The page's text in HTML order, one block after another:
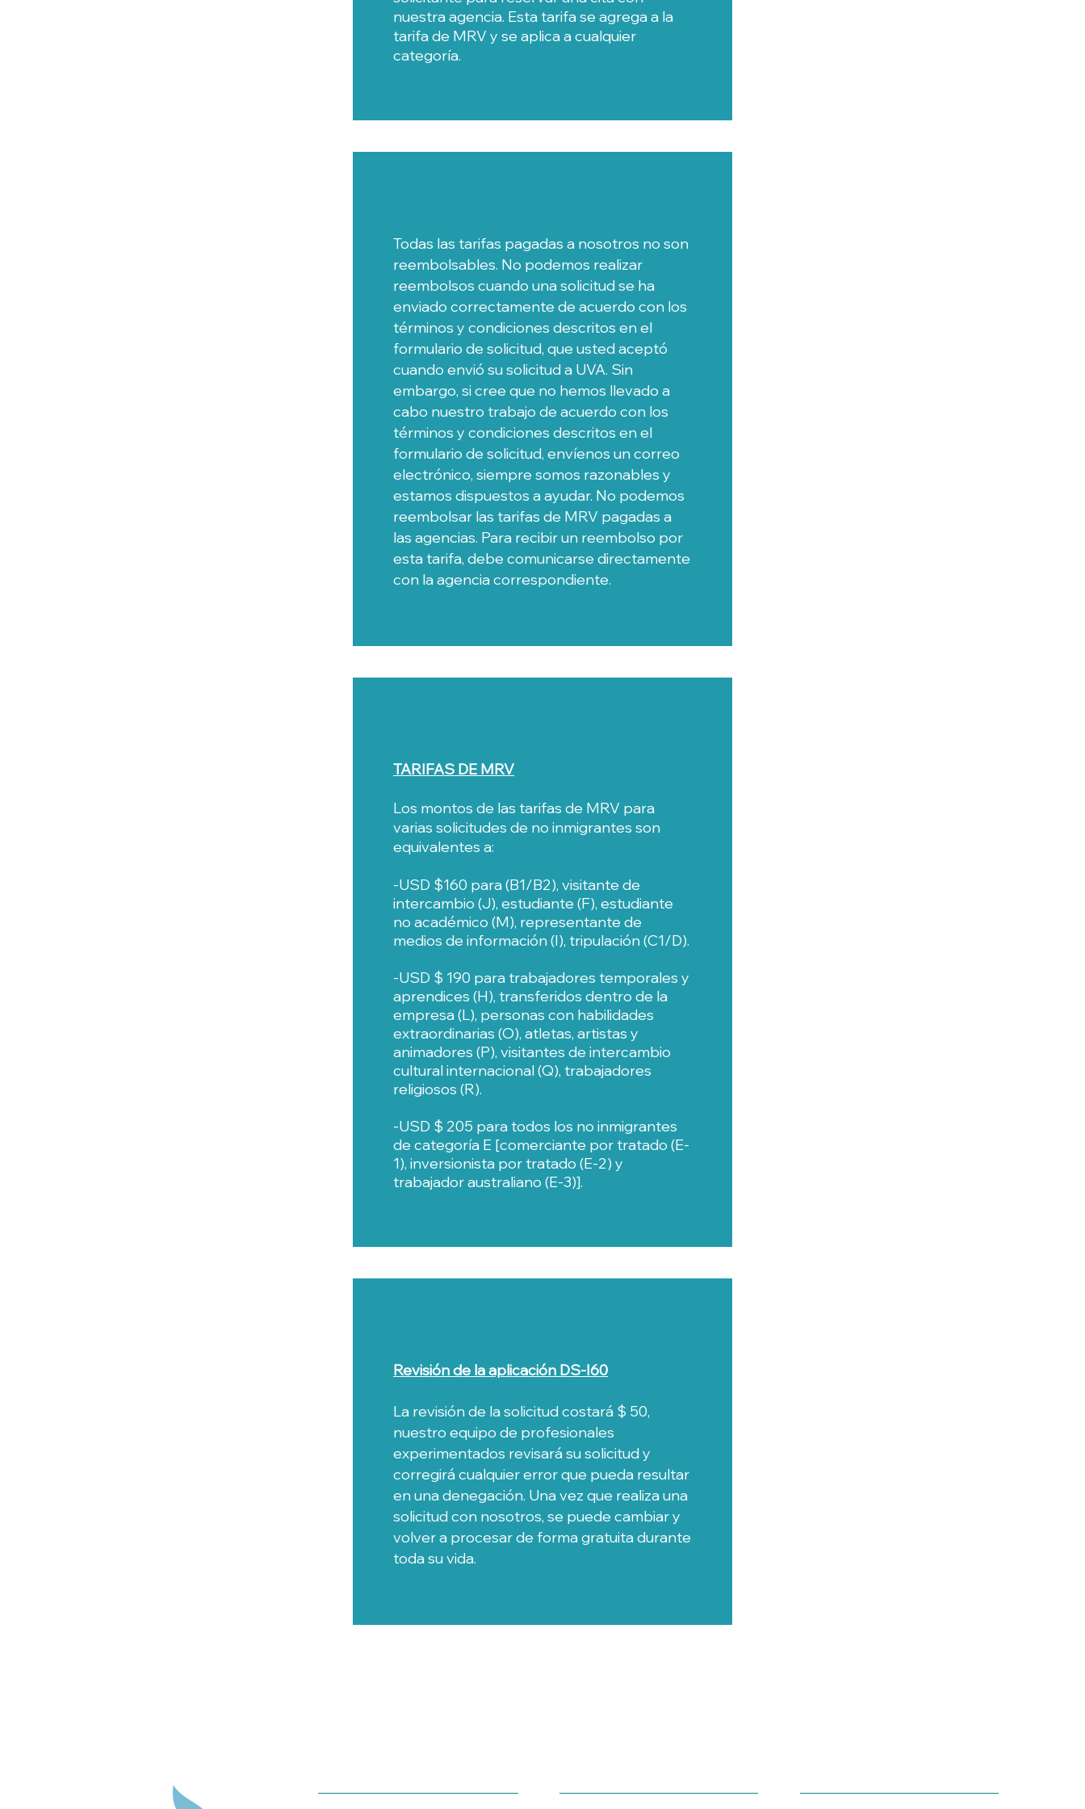
nuestra agencia. Esta tarifa se agrega a la
tarifa de MRV y se aplica a cualquier
categoría.
Todas las tarifas pagadas a nosotros no son
reembolsables. No podemos realizar
reembolsos cuando una solicitud se ha
enviado correctamente de acuerdo con los
términos y condiciones descritos en el
formulario de solicitud, que usted aceptó
cuando envió su solicitud a UVA. Sin
embargo, si cree que no hemos llevado a
cabo nuestro trabajo de acuerdo con los
términos y condiciones descritos en el
formulario de solicitud, envíenos un correo
electrónico, siempre somos razonables y
estamos dispuestos a ayudar. No podemos
reembolsar las tarifas de MRV pagadas a
las agencias. Para recibir un reembolso por
esta tarifa, debe comunicarse directamente
con la agencia correspondiente.
TARIFAS DE MRV
Los montos de las tarifas de MRV para
varias solicitudes de no inmigrantes son
equivalentes a:
-USD $160 para (B1/B2), visitante de
intercambio (J), estudiante (F), estudiante
no académico (M), representante de
medios de información (I), tripulación (C1/D).
-USD $ 190 para trabajadores temporales y
aprendices (H), transferidos dentro de la
empresa (L), personas con habilidades
extraordinarias (O), atletas, artistas y
animadores (P), visitantes de intercambio
cultural internacional (Q), trabajadores
religiosos (R).
-USD $ 205 para todos los no inmigrantes
de categoría E [comerciante por tratado (E-
1), inversionista por tratado (E-2) y
trabajador australiano (E-3)].
Revisión de la aplicación DS-I60
La revisión de la solicitud costará $ 50,
nuestro equipo de profesionales
experimentados revisará su solicitud y
corregirá cualquier error que pueda resultar
en una denegación. Una vez que realiza una
solicitud con nosotros, se puede cambiar y
volver a procesar de forma gratuita durante
toda su vida.